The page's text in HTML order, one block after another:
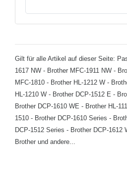
Gilt für alle Artikel auf dieser Seite:
1617 NW - Brother MFC-1911 NW -
MFC-1810 - Brother HL-1212 W -
HL-1210 W - Brother DCP-1512 E -
Brother DCP-1610 WE - Brother HL-
1510 - Brother DCP-1610 Series -
DCP-1512 Series - Brother DCP-1612
Brother und andere...